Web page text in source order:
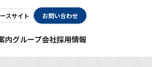
スサイト お問い合わせ
内グループ会社採用情報